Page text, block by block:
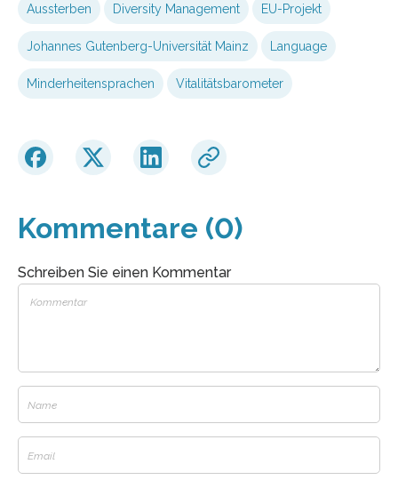
Aussterben Diversity Management EU-Projekt
Johannes Gutenberg-Universität Mainz Language
Minderheitensprachen Vitalitätsbarometer
Kommentare (0)
Schreiben Sie einen Kommentar